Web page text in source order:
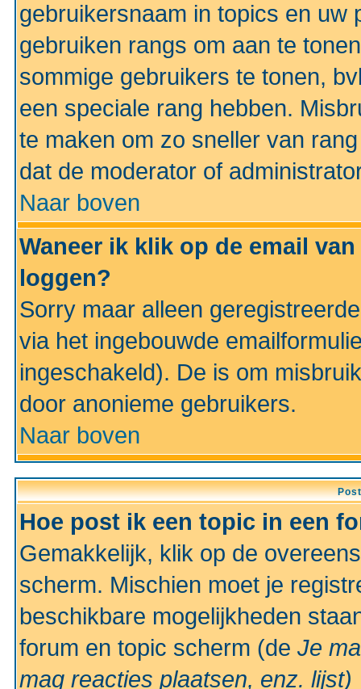
gebruikersnaam in topics en uw
gebruiken rangs om aan te
sommige gebruikers te tonen,
een speciale rang hebben.
te maken om zo sneller van
dat de moderator of
Naar boven
Waneer ik klik op de email
loggen?
Sorry maar alleen
via het ingebouwde
ingeschakeld). De is om
door anonieme gebruikers.
Naar boven
Hoe post ik een topic in een
Gemakkelijk, klik op de
scherm. Mischien moet je
beschikbare mogelijkheden
forum en topic scherm (de Je
mag reacties plaatsen, enz. lijst)